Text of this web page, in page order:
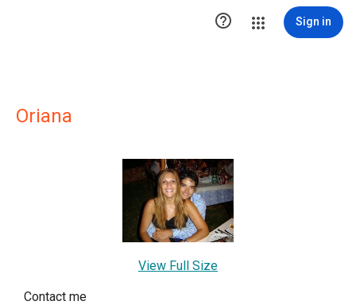
 Sign in
Oriana
View Full Size
Contact me